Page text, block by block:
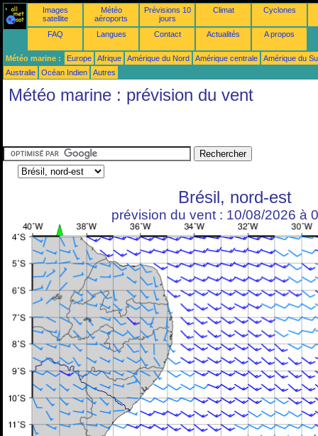
Images
satellite
Météo
aéroports
Prévisions 10
jours
Climat Cyclones
FAQ Langues Contact Actualités A propos
Météo marine : Europe Afrique Amérique du Nord Amérique centrale
Amérique du
Australie
Océan Indien Autres
Météo marine : prévision du vent
Brésil, nord-est
prévision du vent : 10/08/2026 à